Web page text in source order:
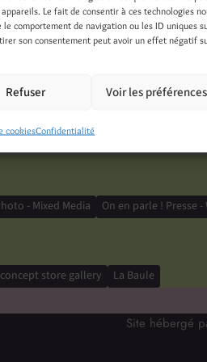
Le fait de consentir à ces technologies
comportement de navigation ou les ID uniques
son consentement peut avoir un effet négatif
Refuser Voir les préférences
cookiesConfidentialité
août 2025
Concept store Gallery du club
unes de mes oeuvres du 9 août
- Mixed Media On en parle ! Presse -
concept store gallery La Baule
Site hébergé